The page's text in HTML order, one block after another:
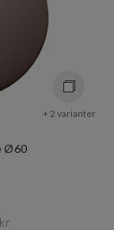
+ 2 varianter
Ø60